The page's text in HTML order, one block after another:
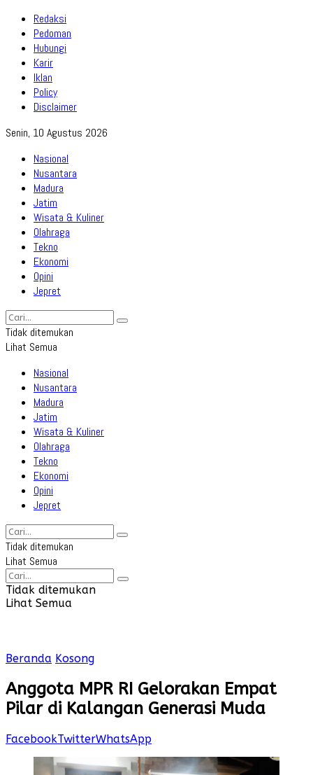
Redaksi
Pedoman
Hubungi
Karir
Iklan
Policy
Disclaimer
Senin, 10 Agustus 2026
Nasional
Nusantara
Madura
Jatim
Wisata & Kuliner
Olahraga
Tekno
Ekonomi
Opini
Jepret
Tidak ditemukan
Lihat Semua
Nasional
Nusantara
Madura
Jatim
Wisata & Kuliner
Olahraga
Tekno
Ekonomi
Opini
Jepret
Tidak ditemukan
Lihat Semua
Tidak ditemukan
Lihat Semua
Beranda Kosong
Anggota MPR RI Gelorakan Empat
Pilar di Kalangan Generasi Muda
FacebookTwitterWhatsApp